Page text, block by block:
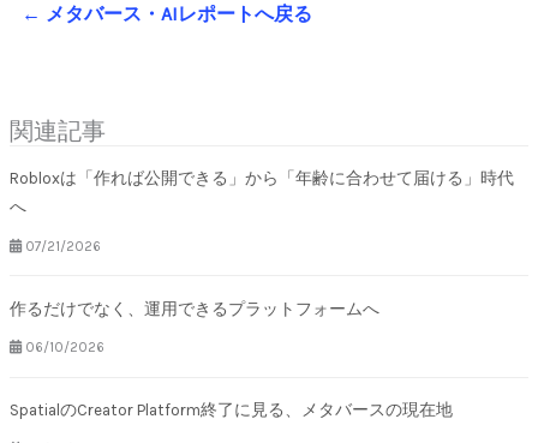
← メタバース・AIレポートへ戻る
関連記事
Robloxは「作れば公開できる」から「年齢に合わせて届ける」時代
へ
07/21/2026
作るだけでなく、運用できるプラットフォームへ
06/10/2026
SpatialのCreator Platform終了に見る、メタバースの現在地